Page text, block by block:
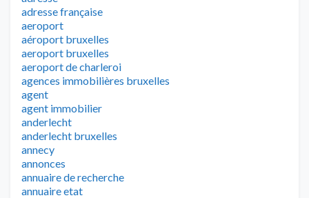
adresse française
aeroport
aéroport bruxelles
aeroport bruxelles
aeroport de charleroi
agences immobilières bruxelles
agent
agent immobilier
anderlecht
anderlecht bruxelles
annecy
annonces
annuaire de recherche
annuaire etat